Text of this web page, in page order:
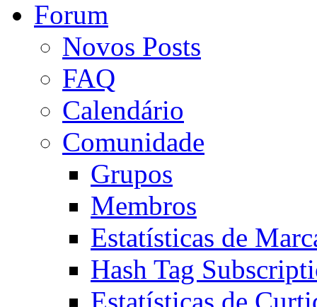
Forum
Novos Posts
FAQ
Calendário
Comunidade
Grupos
Membros
Estatísticas de
Hash Tag
Estatísticas de